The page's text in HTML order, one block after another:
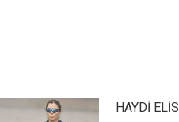
HAYDİ ELİS